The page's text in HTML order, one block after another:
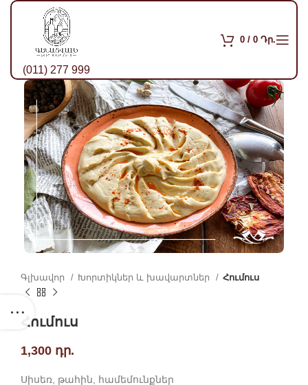
(011) 277 999
0 / 0 Դր.
Գլխավոր Խորտիկներ և խավարտներ Հումուս
Հումուս
1,300 դր.
Սիսեռ, թահին, համեմունքներ